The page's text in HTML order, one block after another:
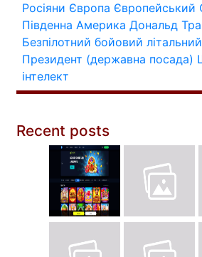
Росіяни Європа Європейський
Південна Америка Дональд
Безпілотний бойовий
Президент (державна посада)
інтелект
Recent posts